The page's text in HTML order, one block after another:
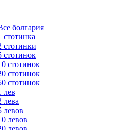
болгария
стотинка
стотинки
стотинок
стотинок
стотинок
стотинок
лев
лева
левов
левов